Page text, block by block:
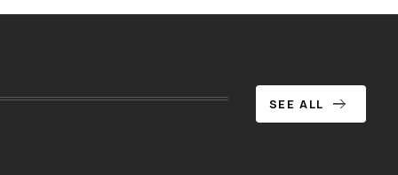
SEE ALL